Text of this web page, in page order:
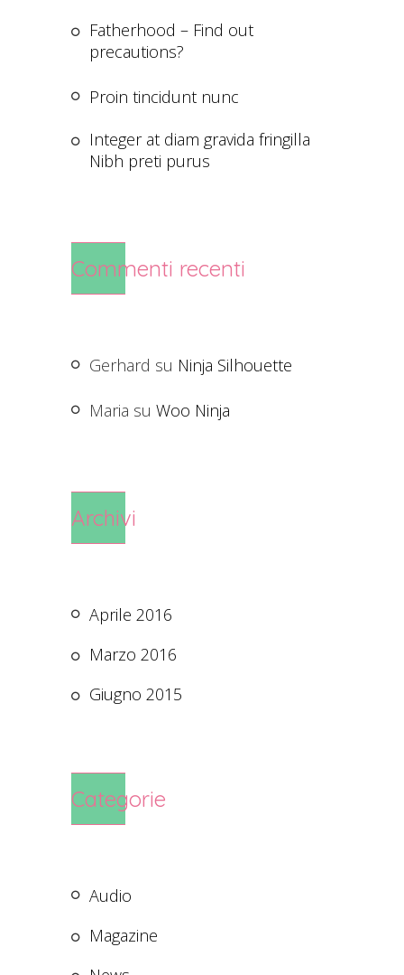
Fatherhood – Find out
precautions?
Proin tincidunt nunc
Integer at diam gravida fringilla
Nibh preti purus
Commenti recenti
Gerhard su Ninja Silhouette
Maria su Woo Ninja
Archivi
Aprile 2016
Marzo 2016
Giugno 2015
Categorie
Audio
Magazine